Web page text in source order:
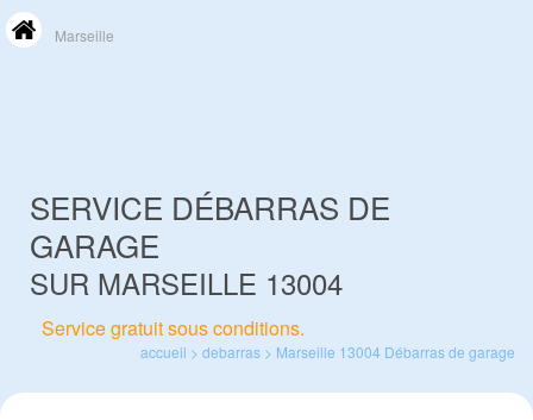
SERVICE DÉBARRAS DE
GARAGE
SUR MARSEILLE 13004
Service gratuit sous conditions.
accueil > debarras > Marseille 13004 Débarras de garage
Marseille